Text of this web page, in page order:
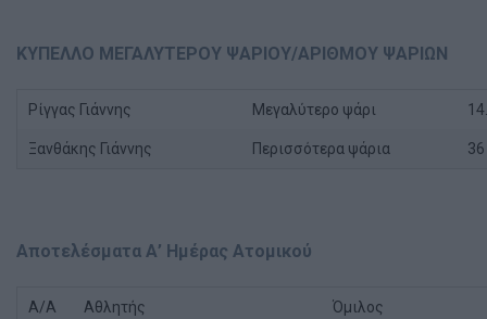
ΚΥΠΕΛΛΟ ΜΕΓΑΛΥΤΕΡΟΥ ΨΑΡΙΟΥ/ΑΡΙΘΜΟΥ ΨΑΡΙΩΝ
Ρίγγας Γιάννης Μεγαλύτερο ψάρι
Ξανθάκης Γιάννης Περισσότερα ψάρια 36
Αποτελέσματα Α’ Ημέρας Ατομικού
Α/Α Αθλητής Όμιλος